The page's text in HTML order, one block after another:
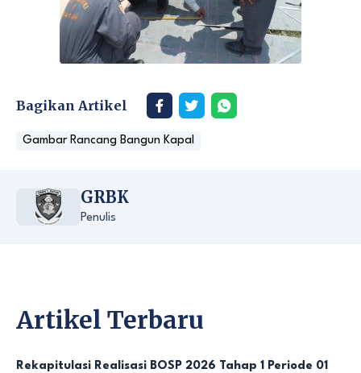
Bagikan Artikel
Gambar Rancang Bangun Kapal
GRBK
Penulis
Artikel Terbaru
Rekapitulasi Realisasi BOSP 2026 Tahap 1 Periode 01